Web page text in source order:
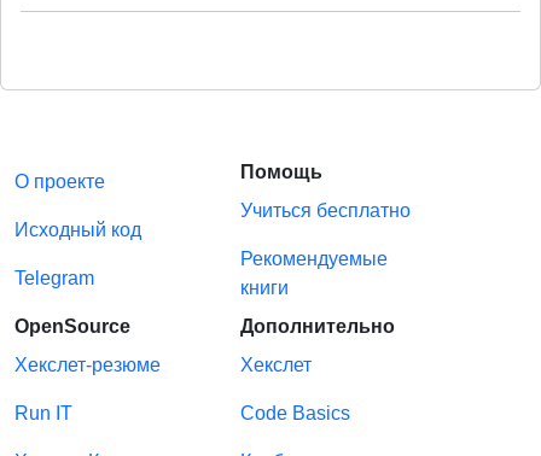
О проекте
Исходный код
Telegram
Помощь
Учиться бесплатно
Рекомендуемые
книги
OpenSource
Хекслет-резюме
Run IT
Дополнительно
Хекслет
Code Basics